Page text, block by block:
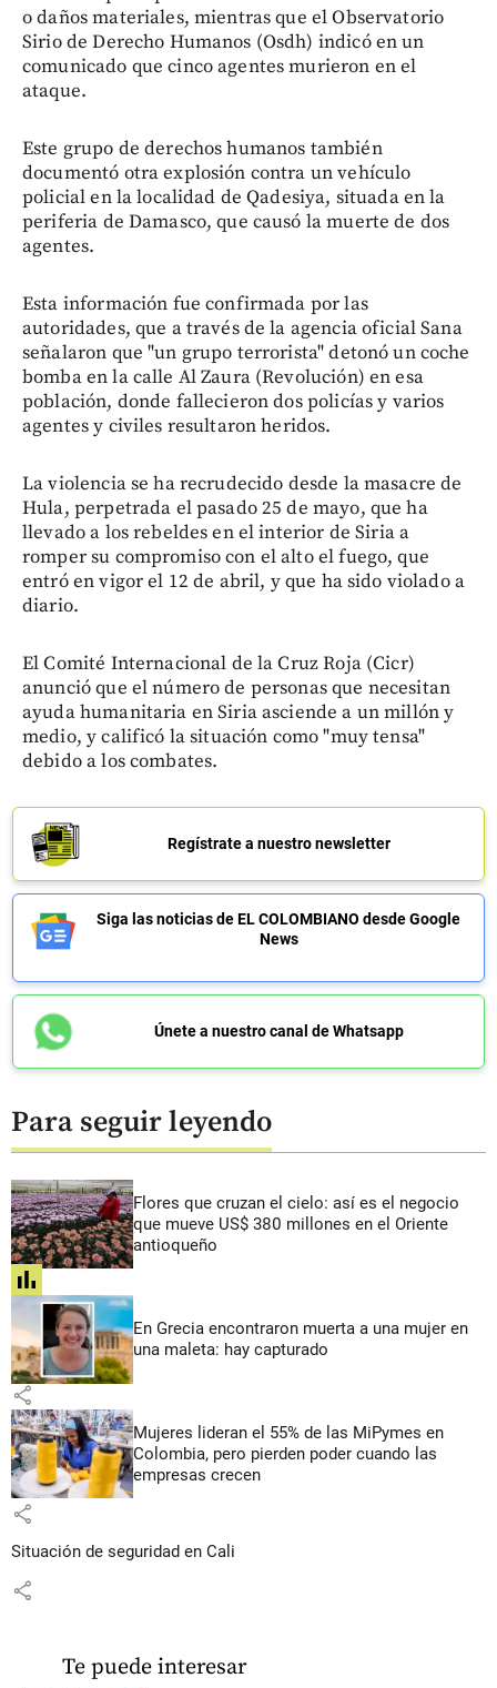
o daños materiales, mientras que el Observatorio
Sirio de Derecho Humanos (Osdh) indicó en un
comunicado que cinco agentes murieron en el
ataque.
Este grupo de derechos humanos también
documentó otra explosión contra un vehículo
policial en la localidad de Qadesiya, situada en la
periferia de Damasco, que causó la muerte de dos
agentes.
Esta información fue confirmada por las
autoridades, que a través de la agencia oficial Sana
señalaron que "un grupo terrorista" detonó un coche
bomba en la calle Al Zaura (Revolución) en esa
población, donde fallecieron dos policías y varios
agentes y civiles resultaron heridos.
La violencia se ha recrudecido desde la masacre de
Hula, perpetrada el pasado 25 de mayo, que ha
llevado a los rebeldes en el interior de Siria a
romper su compromiso con el alto el fuego, que
entró en vigor el 12 de abril, y que ha sido violado a
diario.
El Comité Internacional de la Cruz Roja (Cicr)
anunció que el número de personas que necesitan
ayuda humanitaria en Siria asciende a un millón y
medio, y calificó la situación como "muy tensa"
debido a los combates.
Regístrate a nuestro newsletter
Siga las noticias de EL COLOMBIANO desde Google
News
Únete a nuestro canal de Whatsapp
Para seguir leyendo
Flores que cruzan el cielo: así es el negocio
que mueve US$ 380 millones en el Oriente
antioqueño
share
En Grecia encontraron muerta a una mujer en
una maleta: hay capturado
share
Mujeres lideran el 55% de las MiPymes en
Colombia, pero pierden poder cuando las
empresas crecen
share
Situación de seguridad en Cali
share
Te puede interesar